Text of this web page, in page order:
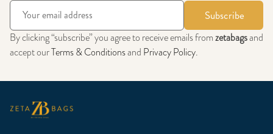
Subscribe
By clicking “subscribe” you agree to receive emails fromzetabagsand
accept ourTerms & Conditionsand Privacy Policy.